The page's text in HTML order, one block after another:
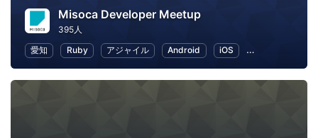
Misoca Developer Meetup
395人
愛知
Ruby アジャイル Android iOS ワークライフバ